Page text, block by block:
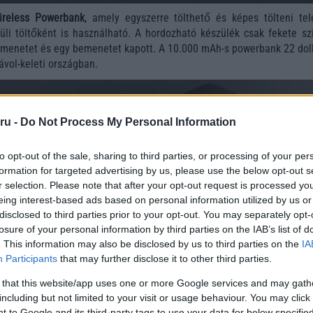
- Do Not Process My Personal Information
opt-out of the sale, sharing to third parties, or processing of your
for targeted advertising by us, please use the below opt-out
selection. Please note that after your opt-out request is processed
interest-based ads based on personal information utilized by us
to third parties prior to your opt-out. You may separately
of your personal information by third parties on the IAB’s list of
This information may also be disclosed by us to third parties on the
Participants that may further disclose it to other third parties.
that this website/app uses one or more Google services and may
but not limited to your visit or usage behaviour. You may
Powerbank, amely egyszerre tölthető és képes tölteni
töltőként is használható. A hordozható készülék csak fekete
és egy bemenetet kapott. A 10.000 mAh-s powerbank 22
keleti országban.
megérkezett az autós vezeték nélküli töltő, aMi
20 watt teljesítménnyel, így ugyanazt biztosítja mint a Mi Wireless,
megfelelő összeget kér el a Xiaomi. Az újdonságok
tette közzé a cég.